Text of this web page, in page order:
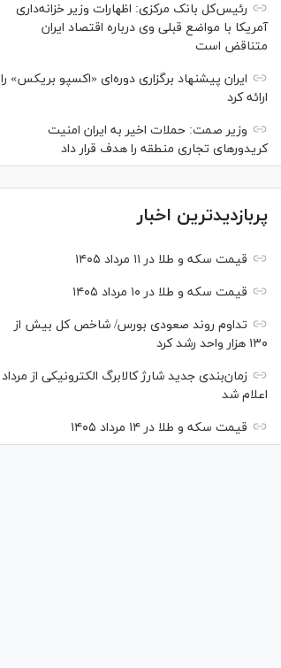
رئیس‌کل بانک مرکزی: اظهارات وزیر خزانه‌داری
آمریکا با مواضع قبلی وی درباره اقتصاد ایران
متناقض است
ایران پیشنهاد برگزاری دوره‌ای «اکسپو بریکس» را
ارائه کرد
وزیر صمت: حملات اخیر به ایران امنیت
کریدورهای تجاری منطقه را هدف قرار داد
پربازدیدترین اخبار
قیمت سکه و طلا در ۱۱ مرداد ۱۴۰۵
قیمت سکه و طلا در ۱۰ مرداد ۱۴۰۵
تداوم روند صعودی بورس/ شاخص کل بیش از
۱۳۰ هزار واحد رشد کرد
زمان‌بندی جدید شارژ کالابرگ الکترونیکی از مرداد
اعلام شد
قیمت سکه و طلا در ۱۴ مرداد ۱۴۰۵